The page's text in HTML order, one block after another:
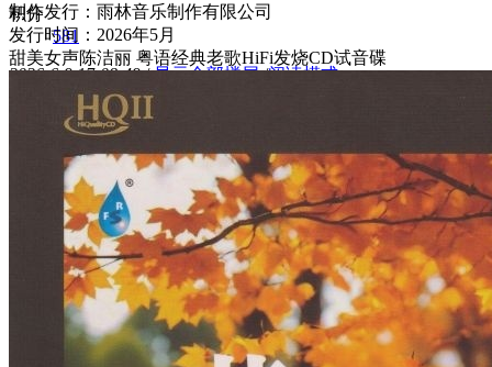
积分
581
2026-6-9 17:08:49 / 显示全部楼层 /阅读模式
制作发行：雨林音乐制作有限公司
发行时间：2026年5月
甜美女声陈洁丽 粤语经典老歌HiFi发烧CD试音碟